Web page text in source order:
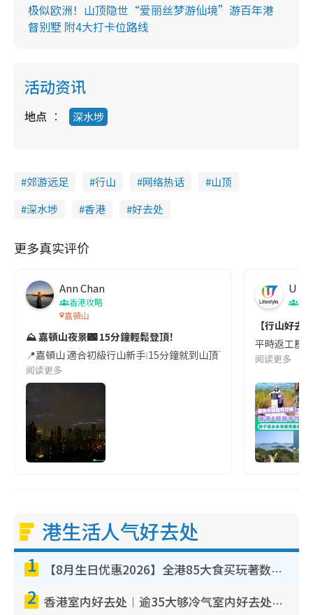
极似欧洲！山顶隐世“爱丽丝梦游仙境”游百年港
督别墅 附4大打卡位路线
活动资讯
地点 深水埗
郊游远足 行山 网络热话
山顶
深水埗
香港 好去处
更多真实评价
Ann Chan
香港攻略
嘉頓山
⛰️ 嘉頓山夜景🌃 15分鐘輕鬆登頂！
📍嘉頓山 適合初級行山新手❕15分鐘就到山頂了❕✌🏻 建議大家
阅读更多
U
打
【行山好去
平時返工壓
阅读更多
港生活人气好去处
1 【8月生日优惠2026】全港85大食买玩著数攻略 自助餐/火锅放题同行免费＋诚品/DONKI送现金券
2 香港室内好去处︱逾35大够冷气室内好去处推荐 室内活动免费避雨无惧下雨